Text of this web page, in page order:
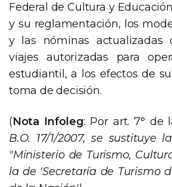
Federal de Cultura y
y su reglamentación, los
y las nóminas actualizadas
viajes autorizadas para
estudiantil, a los efectos de
toma de decisión.
(Nota Infoleg: Por art. 7° de
B.O. 17/1/2007, se sustituye
"Ministerio de Turismo,
la de 'Secretaría de Turismo